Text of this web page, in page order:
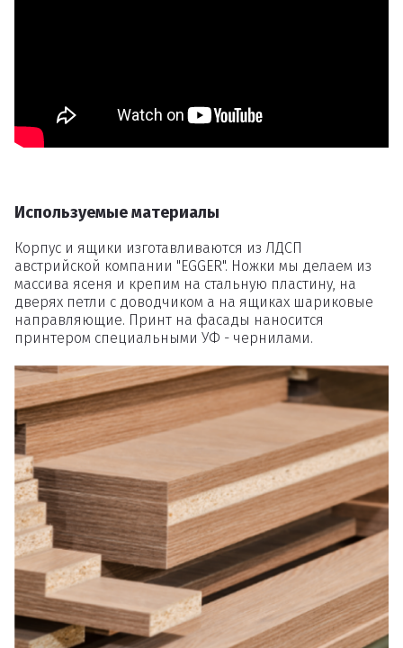
Используемые материалы
Корпус и ящики изготавливаются из ЛДСП
австрийской компании "EGGER". Ножки мы делаем из
массива ясеня и крепим на стальную пластину, на
дверях петли с доводчиком а на ящиках шариковые
направляющие. Принт на фасады наносится
принтером специальными УФ - чернилами.